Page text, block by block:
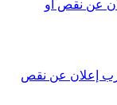
عن نقص أو
إعلان عن نقص